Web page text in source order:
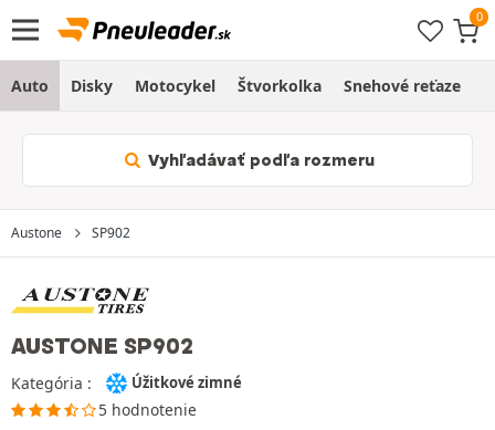
Auto Disky Motocykel Štvorkolka Snehové reťaze
Vyhľadávať podľa rozmeru
Austone SP902
AUSTONE SP902
Kategória : Úžitkové zimné
5 hodnotenie